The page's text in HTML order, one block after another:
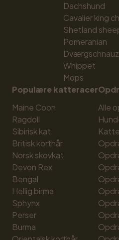
Dachshund
Cavalier king
Shetland
Pomeranian
Whippet
Mops
Populære katteracer
Maine Coon
Ragdoll
Sibirisk kat
Britisk korthår
Norsk skovkat
Devon Rex
Bengal
Hellig birma
Sphynx
Perser
Burma
Alle